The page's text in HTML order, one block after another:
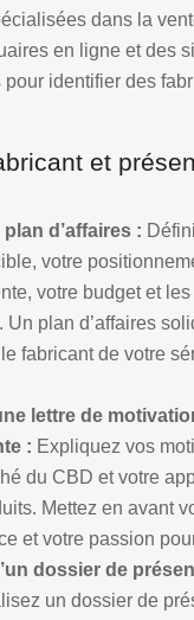
dans la
en ligne et des
identifier des
et
d’affaires :
votre
votre budget et
Un plan d’affaires
fabricant de votre
lettre de
: Expliquez vos
du CBD et votre
Mettez en avant
et votre passion
dossier de
un dossier de